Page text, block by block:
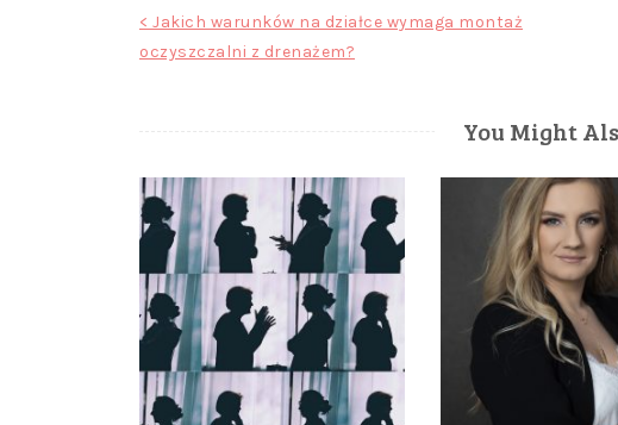
Nawigacja
wpisu
< Jakich warunków na działce wymaga montaż
oczyszczalni z drenażem?
You Might